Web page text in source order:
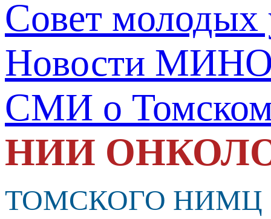
Совет молодых
Новости
СМИ о
НИИ
ТОМСКОГО НИМЦ